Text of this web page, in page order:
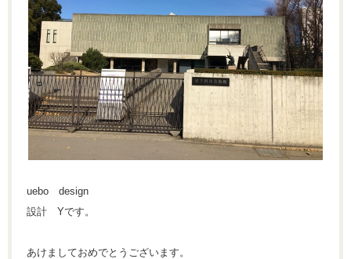
uebo design
設計 Yです。
あけましておめでとうございます。